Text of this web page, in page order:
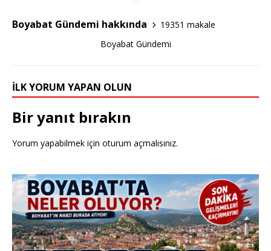
o
k
Boyabat Gündemi hakkında
19351 makale
Boyabat Gündemi
İLK YORUM YAPAN OLUN
Bir yanıt bırakın
Yorum yapabilmek için oturum açmalısınız.